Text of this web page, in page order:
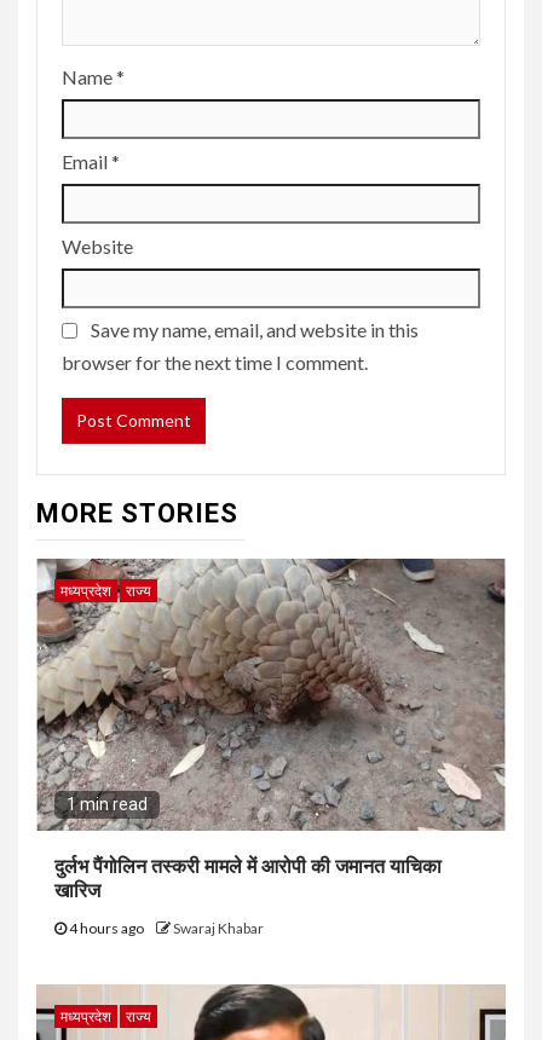
Name*
Email*
Website
Save my name, email, and website in this
browser for the next time I comment.
MORE STORIES
मध्यप्रदेश राज्य
1 min read
दुर्लभ पैंगोलिन तस्करी मामले में आरोपी की जमानत याचिका
खारिज
4 hours ago Swaraj Khabar
मध्यप्रदेश राज्य